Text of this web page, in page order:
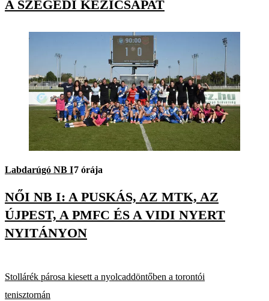
A SZEGEDI KÉZICSAPAT
Labdarúgó NB I7 órája
NŐI NB I: A PUSKÁS, AZ MTK, AZ
ÚJPEST, A PMFC ÉS A VIDI NYERT
NYITÁNYON
Stollárék párosa kiesett a nyolcaddöntőben a torontói
tenisztornán